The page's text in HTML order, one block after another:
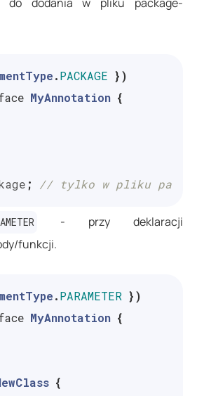
.PACKAGE })
MyAnnotation {
; // tylko w pliku
- przy deklaracji
funkcji.
.PARAMETER })
MyAnnotation {
{